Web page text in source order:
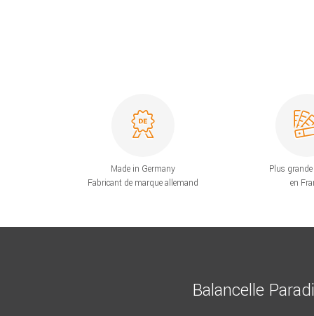
Made in Germany
Fabricant de marque allemand
Plus
en
Balancelle